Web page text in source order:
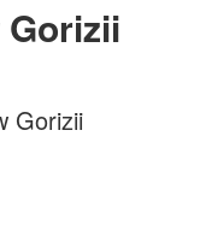
Gorizii